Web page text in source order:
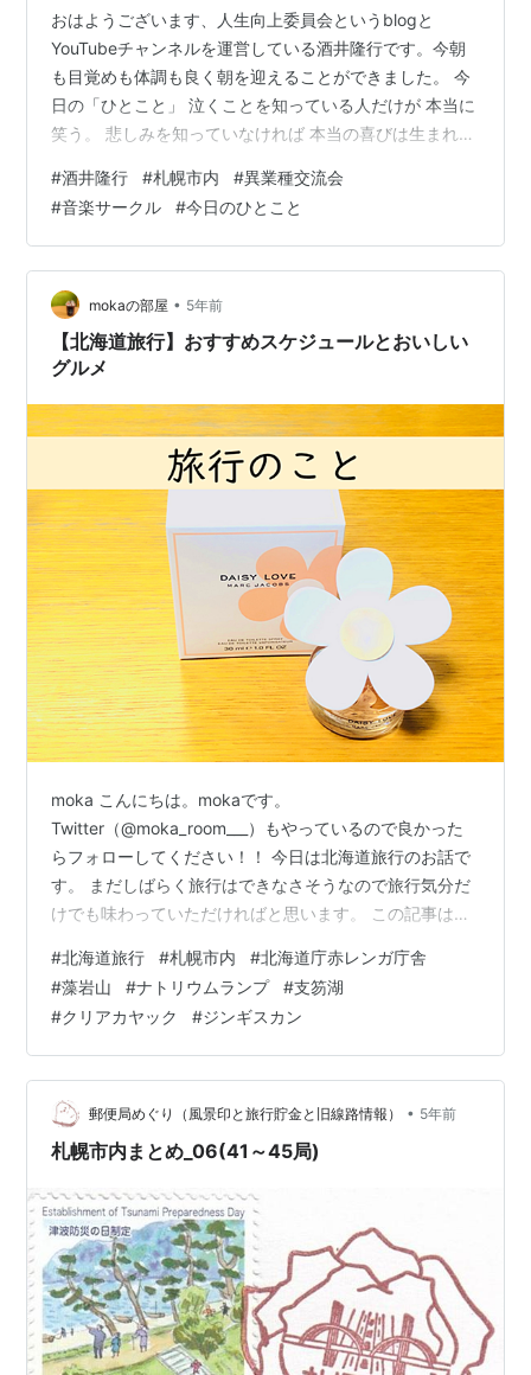
おはようございます、人生向上委員会というblogと
YouTubeチャンネルを運営している酒井隆行です。今朝
も目覚めも体調も良く朝を迎えることができました。 今
日の「ひとこと」 泣くことを知っている人だけが 本当に
笑う。 悲しみを知っていなければ 本当の喜びは生まれな
（コロナの為少人数）と 音楽サークル（少人数）も開催
していきます。 開催場所は札幌市内です、 興味のある方
は是非お声がけください。 連絡は便利なLINEをご活用く
ださい。 宜しくお願い致します。
#酒井隆行 #札幌市内 #異業種交流会
#音楽サークル #今日のひとこと
mokaの部屋 • 5年前
【北海道旅行】おすすめスケジュールとおいしい
グルメ
moka こんにちは。mokaです。
Twitter（@moka_room___）もやっているので良かった
らフォローしてください！！ 今日は北海道旅行のお話で
す。 まだしばらく旅行はできなさそうなので旅行気分だ
けでも味わっていただければと思います。 この記事は少
日は１日目と２日目についてです。 スケジュール １日目
ランチ 北海道庁赤レンガ庁舎 藻岩山の夜景 ２日目 支笏
湖でカヤック ジンギスカンディナー スケジュール ３泊
４日で行ってきました。 ざっくりしたスケジュールがこ
ちら↓↓ １日目札幌市内観光 ２日目支笏湖でカヤック ３
日目小樽運…
#北海道旅行 #札幌市内 #北海道庁赤レンガ庁舎
#藻岩山 #ナトリウムランプ #支笏湖
#クリアカヤック #ジンギスカン
郵便局めぐり（風景印と旅行貯金と旧線路情報） • 5年前
札幌市内まとめ_06(41～45局)